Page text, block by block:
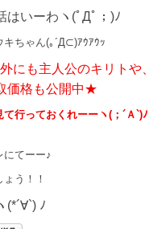
はいーわヽ(ﾟДﾟ；)ﾉ
キちゃん(｡´Д⊂)ｱｳｱｳｯ
にも主人公のキリトや、
価格も公開中★
行っておくれーーヽ(；´Ａ`)ﾉ
にてーー♪
う！！
(*´∀`) ﾉ